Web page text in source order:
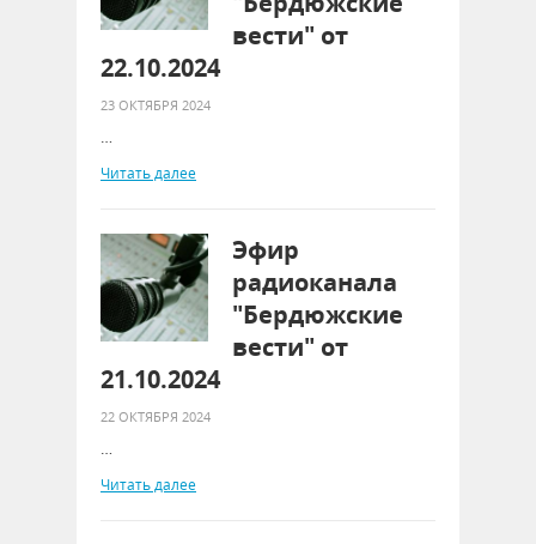
вести" от
22.10.2024
23 ОКТЯБРЯ 2024
…
Читать далее
Эфир
радиоканала
"Бердюжские
вести" от
21.10.2024
22 ОКТЯБРЯ 2024
…
Читать далее